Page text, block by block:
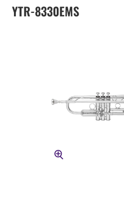
YTR-8330EMS